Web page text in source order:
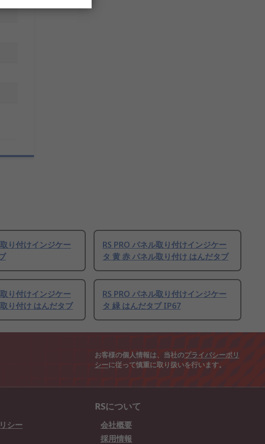
り付けインジケー
RS PRO パネル取り付けインジケー
タ 黄 赤 パネル取り付け はんだタブ
り付けインジケー
り付け はんだタブ
RS PRO パネル取り付けインジケー
タ 緑 はんだタブ IP67
お客様の個人情報は、当社のプライバシーポリ
シーに従って慎重に取り扱いを行います。
シー
RSについて
会社概要
採用情報